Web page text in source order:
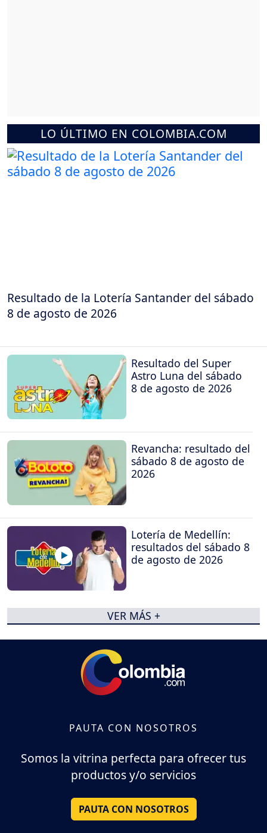
LO ÚLTIMO EN COLOMBIA.COM
Resultado de la Lotería Santander del sábado
8 de agosto de 2026
Resultado del Super
Astro Luna del sábado
8 de agosto de 2026
Revancha: resultado del
sábado 8 de agosto de
2026
Lotería de Medellín:
resultados del sábado 8
de agosto de 2026
VER MÁS +
PAUTA CON NOSOTROS
Somos la vitrina perfecta para ofrecer tus
productos y/o servicios
PAUTA CON NOSOTROS